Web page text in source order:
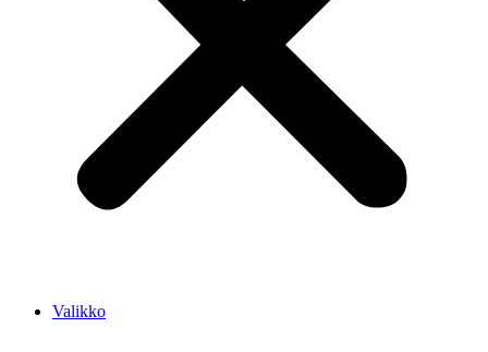
Valikko